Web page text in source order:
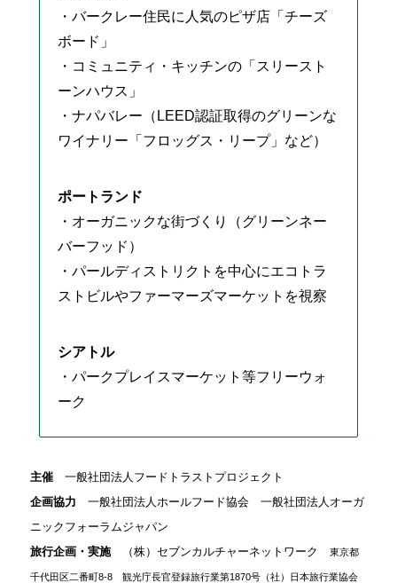
・バークレー住民に人気のピザ店「チーズ
ボード」
・コミュニティ・キッチンの「スリースト
ーンハウス」
・ナパバレー（LEED認証取得のグリーンな
ワイナリー「フロッグス・リープ」など）
ポートランド
・オーガニックな街づくり（グリーンネー
バーフッド）
・パールディストリクトを中心にエコトラ
ストビルやファーマーズマーケットを視察
シアトル
・パークプレイスマーケット等フリーウォ
ーク
主催
一般社団法人フードトラストプロジェクト
企画協力
一般社団法人ホールフード協会 一般社団法人オーガ
ニックフォーラムジャパン
旅行企画・実施
（株）セブンカルチャーネットワーク 東京都
千代田区二番町8-8 観光庁長官登録旅行業第1870号（社）日本旅行業協会